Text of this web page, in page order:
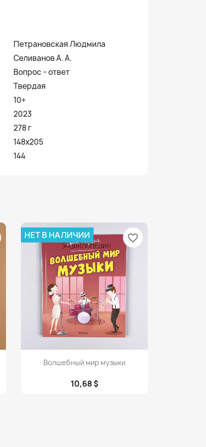
Петрановская Людмила
Селиванов А. А.
Вопрос − ответ
Твердая
10+
2023
278 г
148х205
144
Просмотр
Волшебный мир музыки
10,68 $
НЕТ В НАЛИЧИИ favorite_border